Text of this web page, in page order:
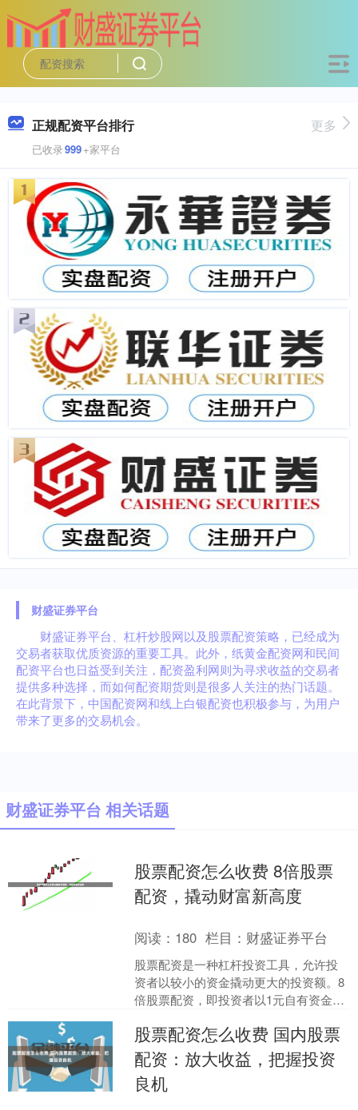
正规配资平台排行
已收录999+家平台
更多
财盛证券平台
财盛证券平台、杠杆炒股网以及股票配资策略，已经成为
交易者获取优质资源的重要工具。此外，纸黄金配资网和民间
配资平台也日益受到关注，配资盈利网则为寻求收益的交易者
提供多种选择，而如何配资期货则是很多人关注的热门话题。
在此背景下，中国配资网和线上白银配资也积极参与，为用户
带来了更多的交易机会。
财盛证券平台 相关话题
股票配资怎么收费 8倍股票
配资，撬动财富新高度
阅读： 180 栏目： 财盛证券平台
股票配资是一种杠杆投资工具，允许投
资者以较小的资金撬动更大的投资额。8
倍股票配资，即投资者以1元自有资金股
票投资。 配资的本....
股票配资怎么收费 国内股票
配资：放大收益，把握投资
良机